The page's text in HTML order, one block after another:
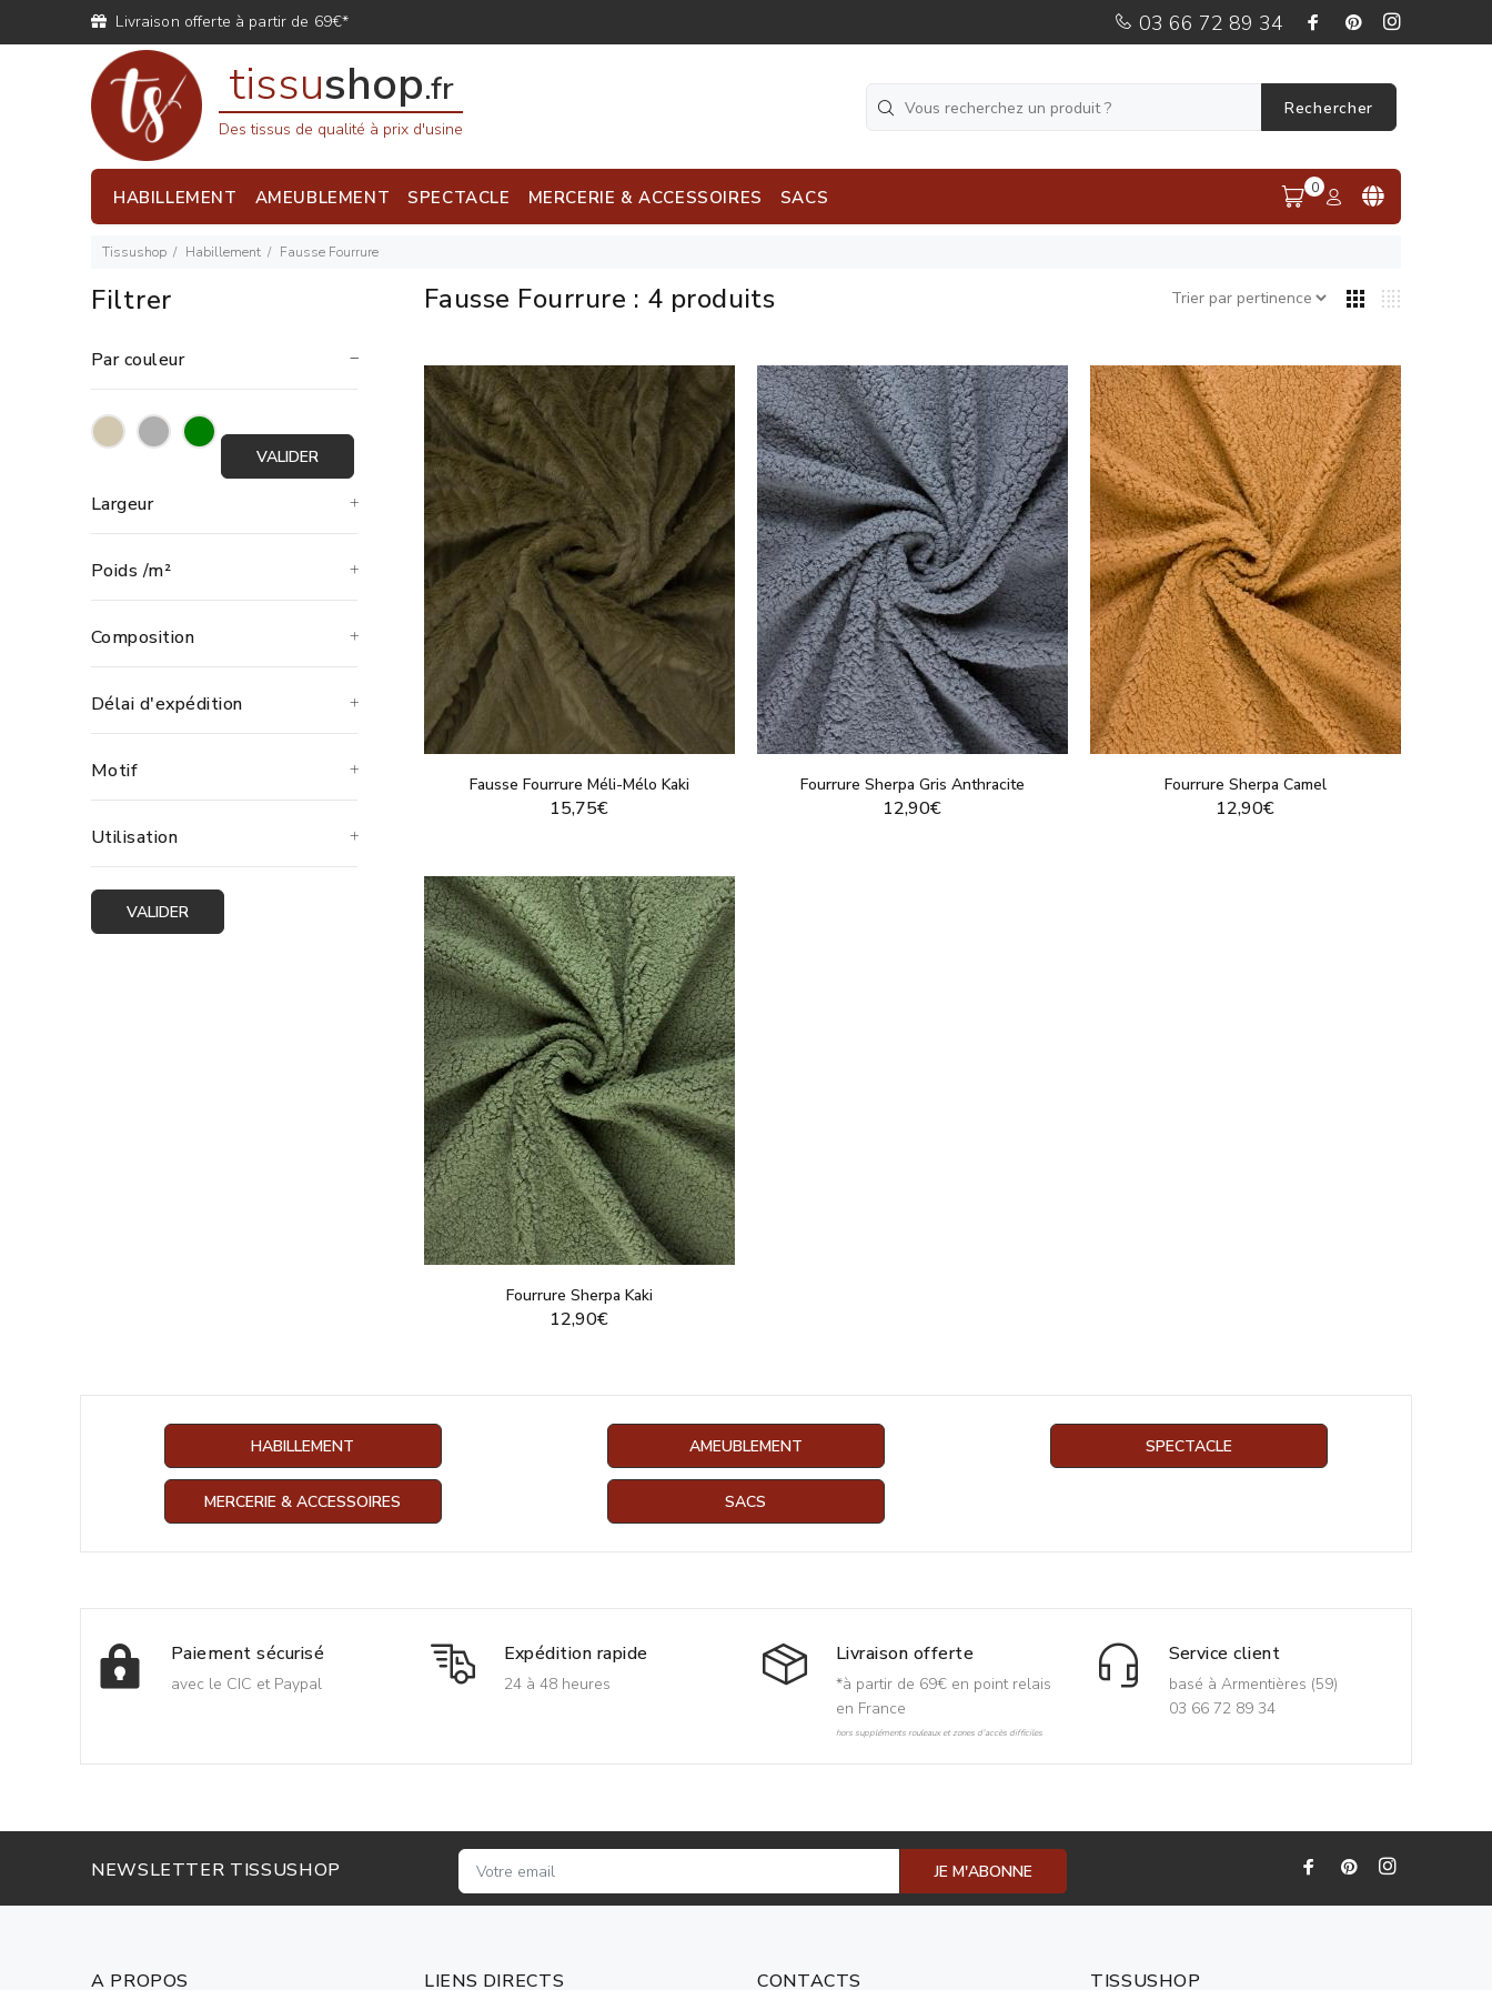
Livraison offerte à partir de 69€* 03 66 72 89 34
tissushop.fr
Des tissus de qualité à prix d'usine
Rechercher
HABILLEMENT AMEUBLEMENT SPECTACLE MERCERIE & ACCESSOIRES SACS 0
Tissushop Habillement Fausse Fourrure
Filtrer
Par couleur
VALIDER
Largeur
Poids /m²
Composition
Délai d'expédition
Motif
Utilisation
VALIDER
Fausse Fourrure : 4 produits
Fausse Fourrure Méli-Mélo Kaki
15,75€
VOIR LE PRODUIT
Fourrure Sherpa Gris Anthracite
12,90€
Fourrure Sherpa Camel
12,90€
Fourrure Sherpa Kaki
12,90€
VOIR LE PRODUIT
HABILLEMENT AMEUBLEMENT SPECTACLE
MERCERIE & ACCESSOIRES SACS
Paiement sécurisé
avec le CIC et Paypal
Expédition rapide
24 à 48 heures
Livraison offerte
*à partir de 69€ en point relais
en France
hors suppléments rouleaux et zones d'accès difficiles
Service client
basé à Armentières (59)
03 66 72 89 34
NEWSLETTER TISSUSHOP JE M'ABONNE
A PROPOS LIENS DIRECTS CONTACTS TISSUSHOP